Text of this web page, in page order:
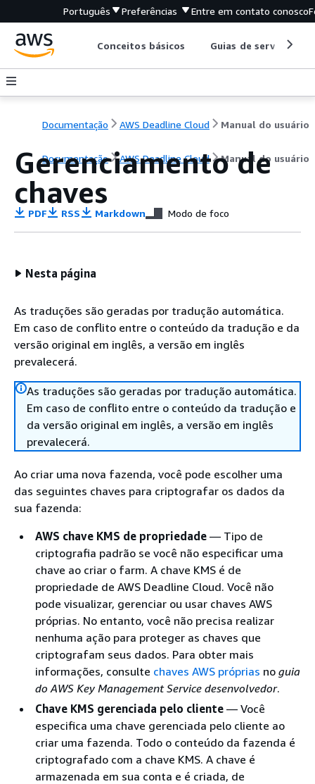
Português Preferências Entre em contato conosco
Conceitos básicos Guias de serviço
Documentação AWS Deadline Cloud Manual do usuário
Documentação AWS Deadline Cloud Manual do usuário
Gerenciamento de
chaves
PDF RSS Markdown Modo de foco
Nesta página
As traduções são geradas por tradução automática.
Em caso de conflito entre o conteúdo da tradução e da
versão original em inglês, a versão em inglês
prevalecerá.
As traduções são geradas por tradução automática.
Em caso de conflito entre o conteúdo da tradução e
da versão original em inglês, a versão em inglês
prevalecerá.
Ao criar uma nova fazenda, você pode escolher uma
das seguintes chaves para criptografar os dados da
sua fazenda:
AWS chave KMS de propriedade — Tipo de
criptografia padrão se você não especificar uma
chave ao criar o farm. A chave KMS é de
propriedade de AWS Deadline Cloud. Você não
pode visualizar, gerenciar ou usar chaves AWS
próprias. No entanto, você não precisa realizar
nenhuma ação para proteger as chaves que
criptografam seus dados. Para obter mais
informações, consulte chaves AWS próprias no guia
do AWS Key Management Service desenvolvedor.
Chave KMS gerenciada pelo cliente — Você
especifica uma chave gerenciada pelo cliente ao
criar uma fazenda. Todo o conteúdo da fazenda é
criptografado com a chave KMS. A chave é
armazenada em sua conta e é criada, de